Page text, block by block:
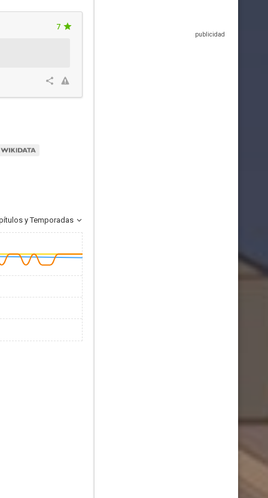
7
y Temporadas